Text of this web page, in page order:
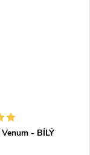
Venum - BÍLÝ